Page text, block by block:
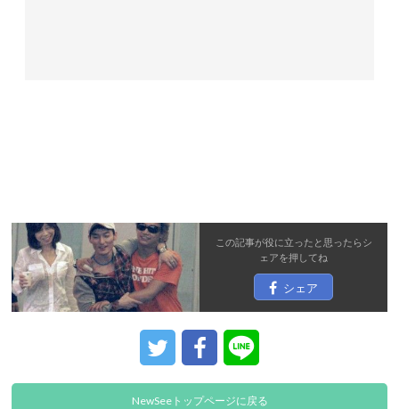
この記事が役に立ったと思ったらシ
ェアを押してね
シェア
NewSeeトップページに戻る